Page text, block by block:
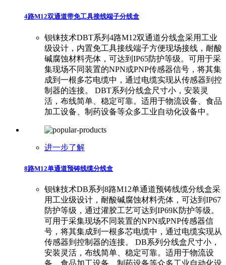
4路M12双通道带免工具接线端子分线盒
钡铼技术DBT系列4路M12双通道分线盒采用工业
级设计，内置免工具接线端子方便现场接线，耐酸
碱腐蚀材料壳体，可达到IP65防护等级。可用于采
集现场不同装置的NPN或PNP传感器信号，将其集
成到一根多芯电缆中，通过电缆实现从传感器到控
制器的连接。 DBT系列分线盒尺寸小，安装灵
活，布线简单、稳定可靠。适用于物流设备、食品
加工设备、制药设备等众多工业自动化设备中。
进一步了解
8路M12单通道预铸线缆分线盒
钡铼技术DB系列8路M12单通道预铸线缆分线盒采
用工业级设计，耐酸碱腐蚀材料壳体，可达到IP67
防护等级，通过灌胶工艺可达到IP69K防护等级。
可用于采集现场不同装置的NPN或PNP传感器信
号，将其集成到一根多芯电缆中，通过电缆实现从
传感器到控制器的连接。 DB系列分线盒尺寸小，
安装灵活，布线简单、稳定可靠。适用于物流设
备、食品加工设备、制药设备等众多工业自动化设